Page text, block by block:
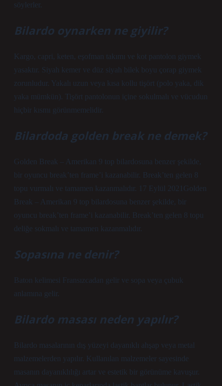
söylerler.
Bilardo oynarken ne giyilir?
Kargo, capri, keten, eşofman takımı ve kot pantolon giymek
yasaktır. Siyah kemer ve düz siyah bilek boyu çorap giymek
zorunludur. Yakalı uzun veya kısa kollu tişört (polo yaka, dik
yaka mümkün). Tişört pantolonun içine sokulmalı ve vücudun
hiçbir kısmı görünmemelidir.
Bilardoda golden break ne demek?
Golden Break – Amerikan 9 top bilardosuna benzer şekilde,
bir oyuncu break’ten frame’i kazanabilir. Break’ten gelen 8
topu vurmalı ve tamamen kazanmalıdır. 17 Eylül 2021Golden
Break – Amerikan 9 top bilardosuna benzer şekilde, bir
oyuncu break’ten frame’i kazanabilir. Break’ten gelen 8 topu
deliğe sokmalı ve tamamen kazanmalıdır.
Sopasına ne denir?
Baton kelimesi Fransızcadan gelir ve sopa veya çubuk
anlamına gelir.
Bilardo masası neden yapılır?
Bilardo masalarının dış yüzeyi dayanıklı ahşap veya metal
malzemelerden yapılır. Kullanılan malzemeler sayesinde
masanın dayanıklılığı artar ve estetik bir görünüme kavuşur.